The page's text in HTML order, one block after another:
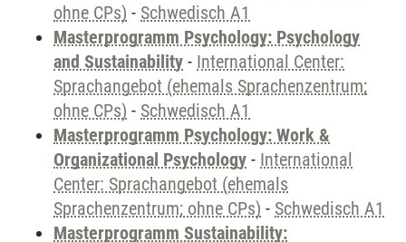
ohne CPs) - Schwedisch A1
Masterprogramm Psychology: Psychology
and Sustainability - International Center:
Sprachangebot (ehemals Sprachenzentrum;
ohne CPs) - Schwedisch A1
Masterprogramm Psychology: Work &
Organizational Psychology - International
Center: Sprachangebot (ehemals
Sprachenzentrum; ohne CPs) - Schwedisch A1
Masterprogramm Sustainability: